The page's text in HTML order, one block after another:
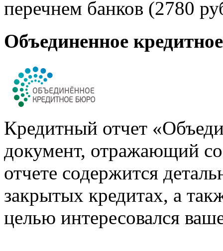
перечнем банков (2780
Объединенное
Кредитный отчет
документ, отражающий
отчете содержится
закрытых кредитах, а
целью интересовался